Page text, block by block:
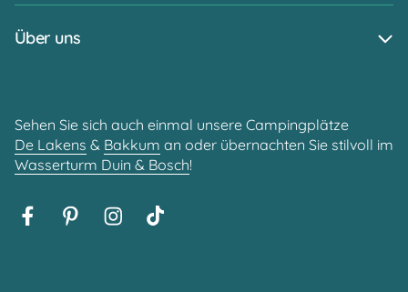
Über uns
Sehen Sie sich auch einmal unsere Campingplätze
De Lakens & Bakkum an oder übernachten Sie stilvoll im
Wasserturm Duin & Bosch!